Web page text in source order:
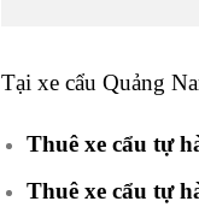
Tại xe cẩu Quảng
Thuê xe cẩu tự
Thuê xe cẩu tự